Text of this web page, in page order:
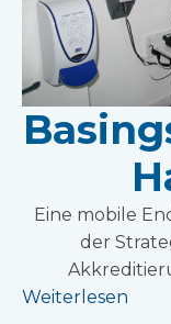
Eine mobile
der
Weiterlesen